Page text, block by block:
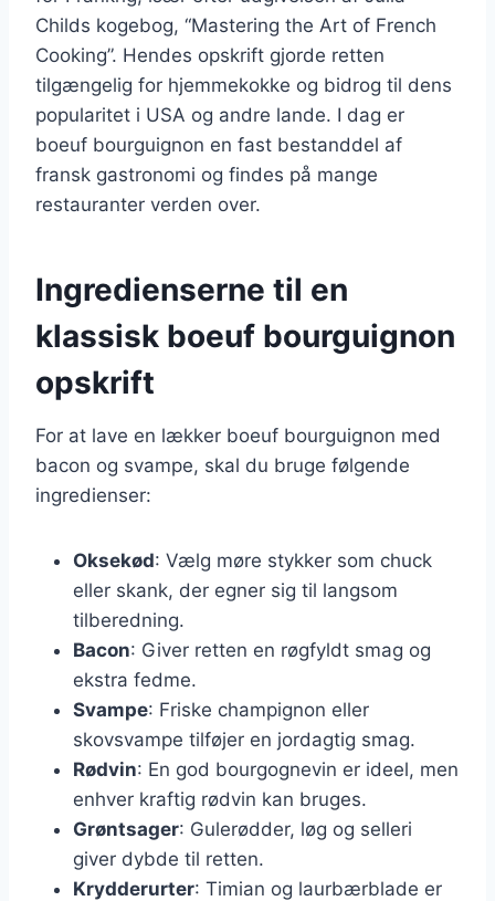
Childs kogebog, “Mastering the Art of French
Cooking”. Hendes opskrift gjorde retten
tilgængelig for hjemmekokke og bidrog til dens
popularitet i USA og andre lande. I dag er
boeuf bourguignon en fast bestanddel af
fransk gastronomi og findes på mange
restauranter verden over.
Ingredienserne til en
klassisk boeuf bourguignon
opskrift
For at lave en lækker boeuf bourguignon med
bacon og svampe, skal du bruge følgende
ingredienser:
Oksekød: Vælg møre stykker som chuck
eller skank, der egner sig til langsom
tilberedning.
Bacon: Giver retten en røgfyldt smag og
ekstra fedme.
Svampe: Friske champignon eller
skovsvampe tilføjer en jordagtig smag.
Rødvin: En god bourgognevin er ideel, men
enhver kraftig rødvin kan bruges.
Grøntsager: Gulerødder, løg og selleri
giver dybde til retten.
Krydderurter: Timian og laurbærblade er